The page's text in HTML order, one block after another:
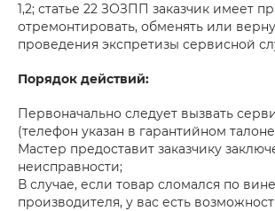
1,2; статье 22 ЗОЗПП заказчик имеет
отремонтировать, обменять или
проведения экспретизы сервисной
Порядок действий:
Первоначально следует вызвать
(телефон указан в гарантийном
Мастер предоставит заказчику
неисправности;
В случае, если товар сломался по вине
производителя, у вас есть